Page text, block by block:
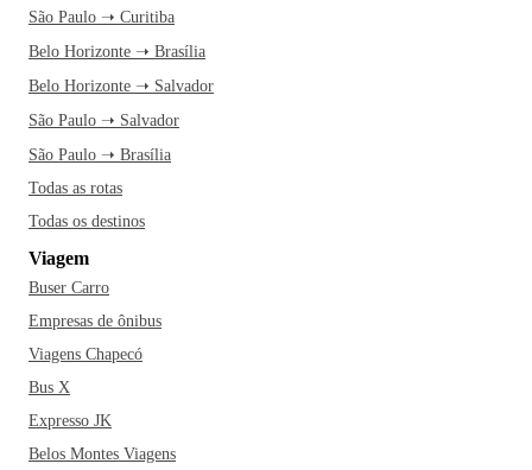
São Paulo ➝ Curitiba
Belo Horizonte ➝ Brasília
Belo Horizonte ➝ Salvador
São Paulo ➝ Salvador
São Paulo ➝ Brasília
Todas as rotas
Todas os destinos
Viagem
Buser Carro
Empresas de ônibus
Viagens Chapecó
Bus X
Expresso JK
Belos Montes Viagens